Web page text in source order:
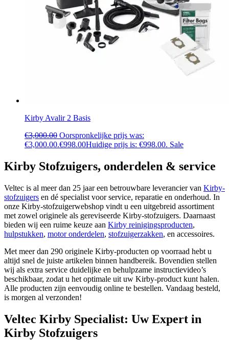
Kirby Avalir 2 Basis
€3,000.00 Oorspronkelijke prijs was:
€3,000.00.€998.00Huidige prijs is: €998.00. Sale
Kirby Stofzuigers, onderdelen & service
Veltec is al meer dan 25 jaar een betrouwbare leverancier van Kirby-
stofzuigers en dé specialist voor service, reparatie en onderhoud. In
onze Kirby-stofzuigerwebshop vindt u een uitgebreid assortiment
met zowel originele als gereviseerde Kirby-stofzuigers. Daarnaast
bieden wij een ruime keuze aan Kirby reinigingsproducten,
hulpstukken, motor onderdelen, stofzuigerzakken, en accessoires.
Met meer dan 290 originele Kirby-producten op voorraad hebt u
altijd snel de juiste artikelen binnen handbereik. Bovendien stellen
wij als extra service duidelijke en behulpzame instructievideo’s
beschikbaar, zodat u het optimale uit uw Kirby-product kunt halen.
Alle producten zijn eenvoudig online te bestellen. Vandaag besteld,
is morgen al verzonden!
Veltec Kirby Specialist: Uw Expert in
Kirby Stofzuigers